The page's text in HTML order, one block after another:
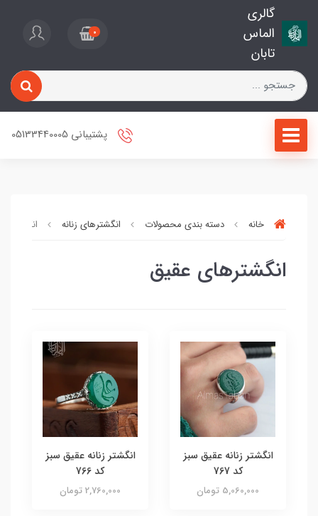
گالری
الماس
تابان
0
پشتیبانی 05133440005
خانه دسته بندی محصولات انگشترهای زنانه
انگشترهای عقیق
انگشتر زنانه عقیق سبز
کد 767
5,060,000 تومان
انگشتر زنانه عقیق سبز
کد 766
2,760,000 تومان